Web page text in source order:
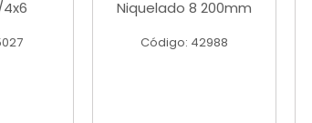
Niquelado 8 200mm
Código: 42988